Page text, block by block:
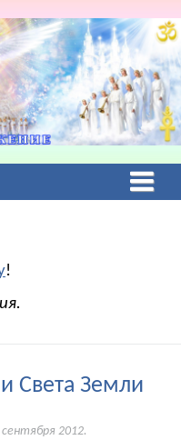
!
Света Земли
сентября 2012.